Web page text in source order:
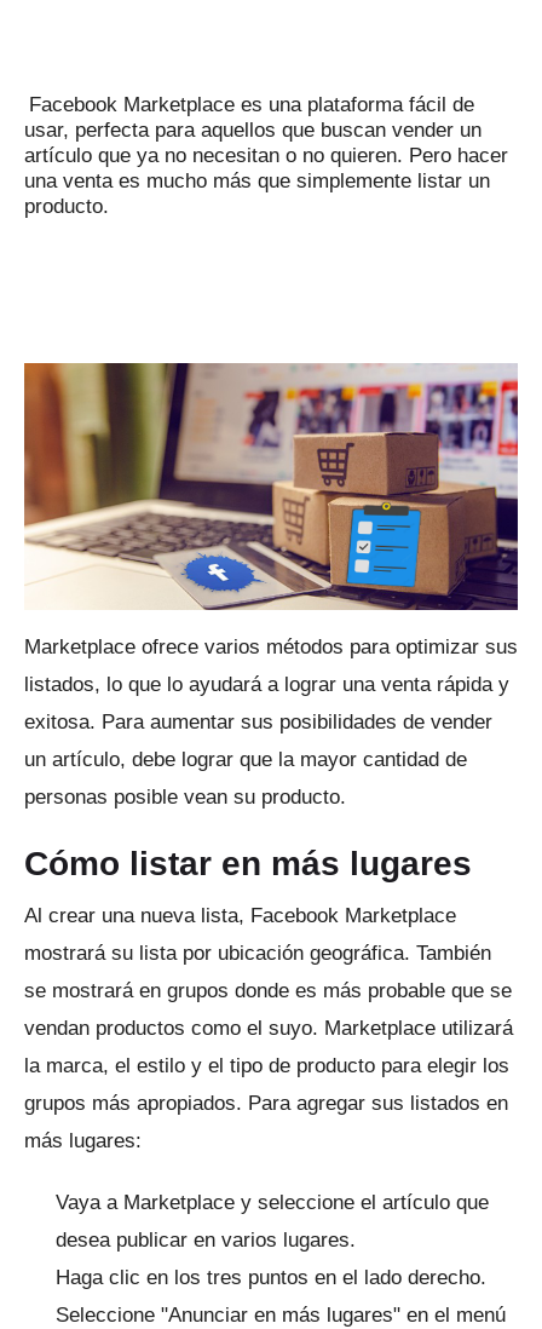
Facebook Marketplace es una plataforma fácil de
usar, perfecta para aquellos que buscan vender un
artículo que ya no necesitan o no quieren. Pero hacer
una venta es mucho más que simplemente listar un
producto.
Marketplace ofrece varios métodos para optimizar sus
listados, lo que lo ayudará a lograr una venta rápida y
exitosa. Para aumentar sus posibilidades de vender
un artículo, debe lograr que la mayor cantidad de
personas posible vean su producto.
Cómo listar en más lugares
Al crear una nueva lista, Facebook Marketplace
mostrará su lista por ubicación geográfica. También
se mostrará en grupos donde es más probable que se
vendan productos como el suyo. Marketplace utilizará
la marca, el estilo y el tipo de producto para elegir los
grupos más apropiados. Para agregar sus listados en
más lugares:
Vaya a Marketplace y seleccione el artículo que
desea publicar en varios lugares.
Haga clic en los tres puntos en el lado derecho.
Seleccione "Anunciar en más lugares" en el menú